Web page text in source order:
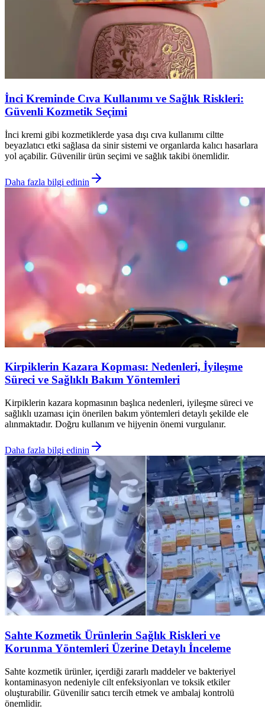
İnci Kreminde Cıva Kullanımı ve Sağlık Riskleri:
Güvenli Kozmetik Seçimi
İnci kremi gibi kozmetiklerde yasa dışı cıva kullanımı ciltte
beyazlatıcı etki sağlasa da sinir sistemi ve organlarda kalıcı hasarlara
yol açabilir. Güvenilir ürün seçimi ve sağlık takibi önemlidir.
Daha fazla bilgi edinin
Kirpiklerin Kazara Kopması: Nedenleri, İyileşme
Süreci ve Sağlıklı Bakım Yöntemleri
Kirpiklerin kazara kopmasının başlıca nedenleri, iyileşme süreci ve
sağlıklı uzaması için önerilen bakım yöntemleri detaylı şekilde ele
alınmaktadır. Doğru kullanım ve hijyenin önemi vurgulanır.
Daha fazla bilgi edinin
Sahte Kozmetik Ürünlerin Sağlık Riskleri ve
Korunma Yöntemleri Üzerine Detaylı İnceleme
Sahte kozmetik ürünler, içerdiği zararlı maddeler ve bakteriyel
kontaminasyon nedeniyle cilt enfeksiyonları ve toksik etkiler
oluşturabilir. Güvenilir satıcı tercih etmek ve ambalaj kontrolü
önemlidir.